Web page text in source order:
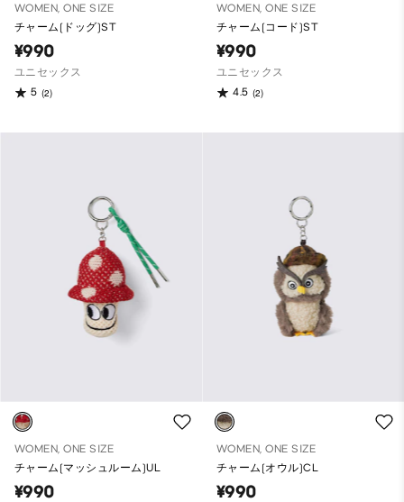
WOMEN, ONE SIZE
チャーム(ドッグ)ST
¥990
ユニセックス
5 (2)
WOMEN, ONE SIZE
チャーム(コード)ST
¥990
ユニセックス
4.5 (2)
WOMEN, ONE SIZE
チャーム(マッシュルーム)UL
¥990
WOMEN, ONE SIZE
チャーム(オウル)CL
¥990